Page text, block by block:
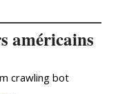
américains